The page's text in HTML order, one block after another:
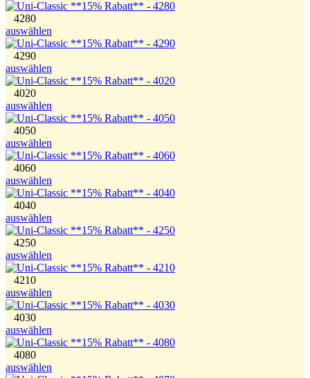
4280
auswählen
4290
auswählen
4020
auswählen
4050
auswählen
4060
auswählen
4040
auswählen
4250
auswählen
4210
auswählen
4030
auswählen
4080
auswählen